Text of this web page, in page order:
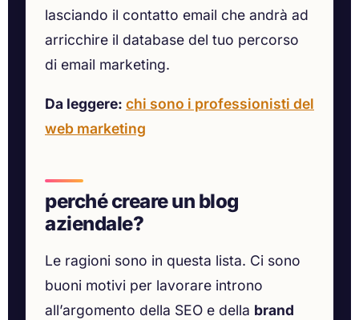
lasciando il contatto email che andrà ad
arricchire il database del tuo percorso
di email marketing.
Da leggere: chi sono i professionisti del
web marketing
perché creare un blog
aziendale?
Le ragioni sono in questa lista. Ci sono
buoni motivi per lavorare introno
all’argomento della SEO e della brand